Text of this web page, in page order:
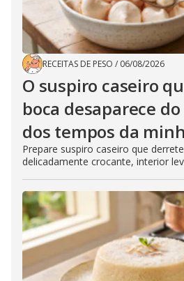
RECEITAS DE PESO / 06/08/2026
O suspiro caseiro
boca desaparece
dos tempos da
Prepare suspiro caseiro que
delicadamente crocante, interior